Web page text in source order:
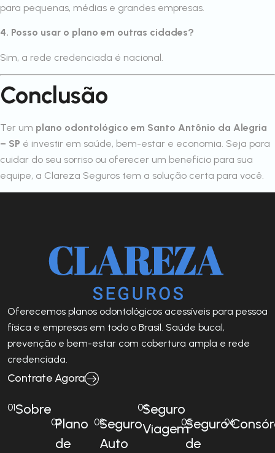
para pequenas, médias e grandes empresas.
4. Posso usar o plano em outras cidades?
Sim, a rede credenciada é nacional.
Conclusão
Ter um plano odontológico em Santo Antônio da Alegria
– SP é investir em saúde, bem-estar e economia. Seja para
cuidar do seu sorriso ou oferecer um benefício para sua
equipe, a Clareza Seguros tem a solução certa para você.
Oferecemos planos odontológicos acessíveis para pessoa
física e empresas em todo o Brasil. Saúde bucal,
prevenção e bem-estar com cobertura ampla e rede
credenciada.
Contrate Agora
01Sobre
02Plano
de
03Seguro
Auto
04Seguro
Viagem
05Seguro
de
06